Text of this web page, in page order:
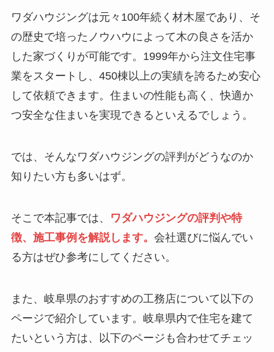
ワダハウジングは元々100年続く材木屋であり、そ
の歴史で培ったノウハウによって木の良さを活か
した家づくりが可能です。1999年から注文住宅事
業をスタートし、450棟以上の実績を誇るため安心
して依頼できます。住まいの性能も高く、快適か
つ安全な住まいを実現できるといえるでしょう。
では、そんなワダハウジングの評判がどうなのか
知りたい方も多いはず。
そこで本記事では、
ワダハウジングの評判や特
徴、施工事例を解説します。 会社選びに悩んでい
る方はぜひ参考にしてください。
また、岐阜県のおすすめの工務店について以下の
ページで紹介しています。岐阜県内で住宅を建て
たいという方は、以下のページも合わせてチェッ